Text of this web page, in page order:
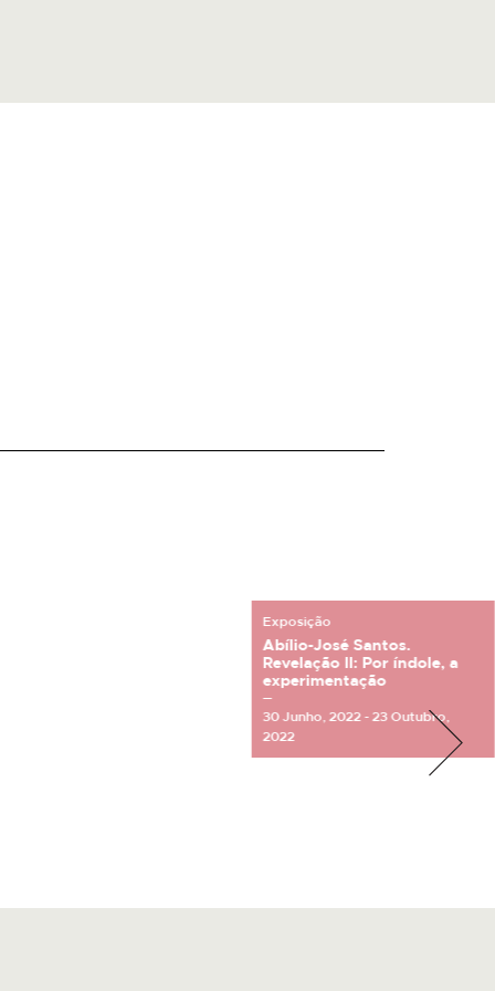
Exposição
Abílio-José Santos.
Revelação II: Por índole, a
experimentação
30 Junho, 2022 - 23 Outubro,
2022